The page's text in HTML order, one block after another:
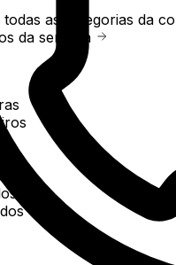
todas as categorias da
da semana